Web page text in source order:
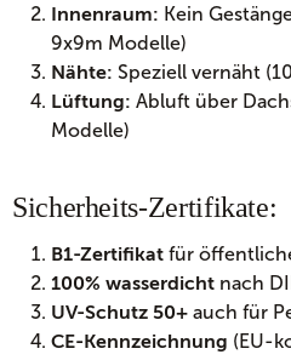
Innenraum: Kein
9x9m Modelle)
Nähte: Speziell vernäht
Lüftung: Abluft über
Modelle)
Sicherheits-Zertifikate:
B1-Zertifikat für
100% wasserdicht nach
UV-Schutz 50+ auch für
CE-Kennzeichnung (EU-